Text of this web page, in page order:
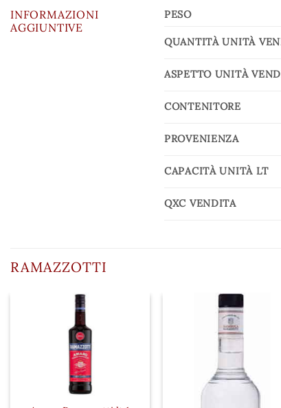
INFORMAZIONI
AGGIUNTIVE
PESO
QUANTITÀ UNITÀ
ASPETTO UNITÀ
CONTENITORE
PROVENIENZA
CAPACITÀ UNITÀ LT
QXC VENDITA
RAMAZZOTTI